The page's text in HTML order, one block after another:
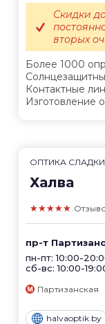
Более 1000
Контактные
Изготовление
Скидки
вторых
ОПТИКА
Халва
★★★★★
пр-т
пн-пт: 10:00-
сб-вс: 10:00-
Партизанская
halvaoptik.by